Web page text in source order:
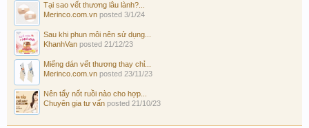
Tại sao vết thương lâu lành?...
Merinco.com.vn posted 3/1/24
Sau khi phun môi nên sử dụng...
KhanhVan posted 21/12/23
Miếng dán vết thương thay chỉ...
Merinco.com.vn posted 23/11/23
Nên tẩy nốt ruồi nào cho hợp...
Chuyên gia tư vấn posted 21/10/23